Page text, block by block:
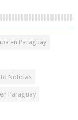
en Paraguay
Noticias
Paraguay